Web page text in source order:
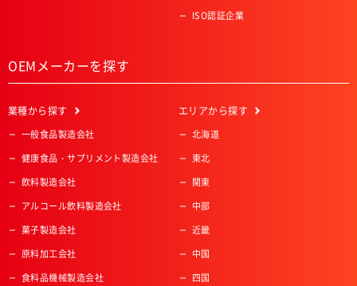
ISO認証企業
OEMメーカーを探す
業種から探す
一般食品製造会社
健康食品・サプリメント製造会社
飲料製造会社
アルコール飲料製造会社
菓子製造会社
原料加工会社
食料品機械製造会社
エリアから探す
北海道
東北
関東
中部
近畿
中国
四国